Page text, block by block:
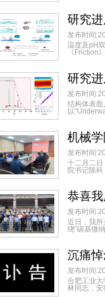
研究
发布时间
温度及pH
《Friction
研究
发布时间
结构体表
以
机械
发布时间
十二月二
院书记陈
恭喜
发布时间
近日，我
绕“碳基微
沉痛
发布时间
合肥工业
林同志，